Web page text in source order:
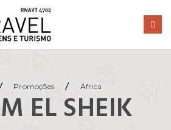
Promoções / África
EL SHEIK